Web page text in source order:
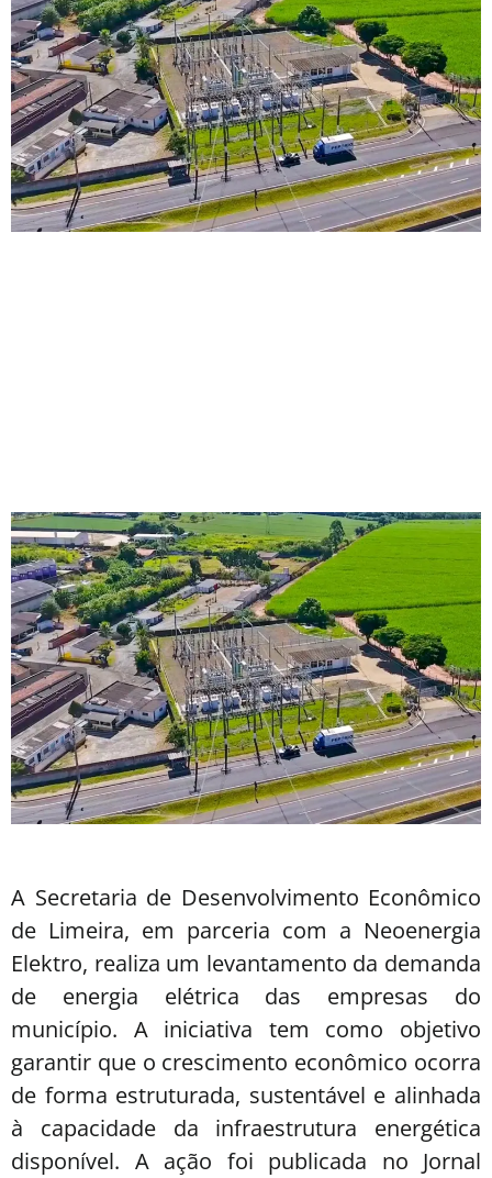
A Secretaria de Desenvolvimento Econômico
de Limeira, em parceria com a Neoenergia
Elektro, realiza um levantamento da demanda
de energia elétrica das empresas do
município. A iniciativa tem como objetivo
garantir que o crescimento econômico ocorra
de forma estruturada, sustentável e alinhada
à capacidade da infraestrutura energética
disponível. A ação foi publicada no Jornal